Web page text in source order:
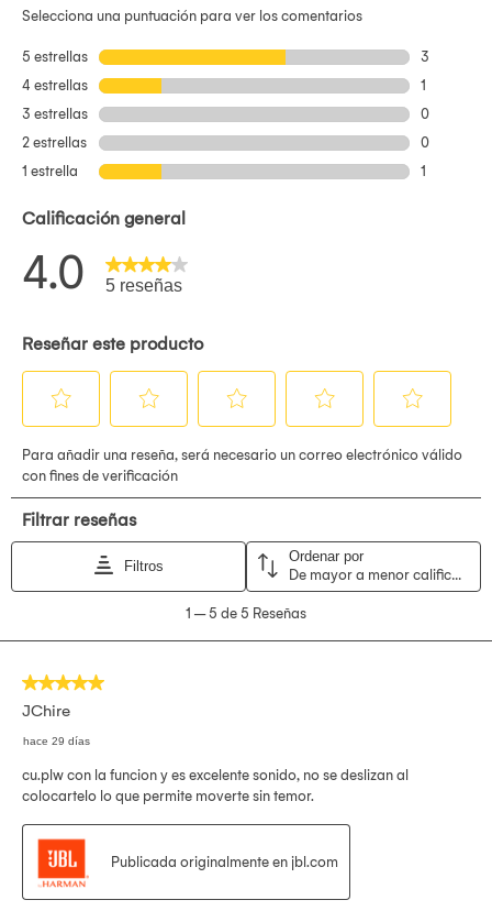
Auriculares magnéticospara fácil transporte
?? Especificaciones técnicas
Tipo: Audífonos deportivos in-ear
Driver: 8 mm
Respuesta de frecuencia: 20 Hz – 20 kHz
Peso: aprox. 16.8 g
Micrófono: Sí (1 integrado)
Resistencia: IP65 (agua y polvo)
Versión cableada (jack 3.5 mm o USB-C)
Versión inalámbrica Bluetooth 5.4 (según modelo)
Autonomía (versión wireless): hasta 25 horas